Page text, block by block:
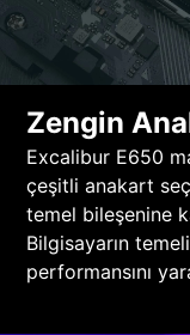
Zengin
Excalibur E650
çeşitli anakart
temel bileşenine
Bilgisayarın
performansını